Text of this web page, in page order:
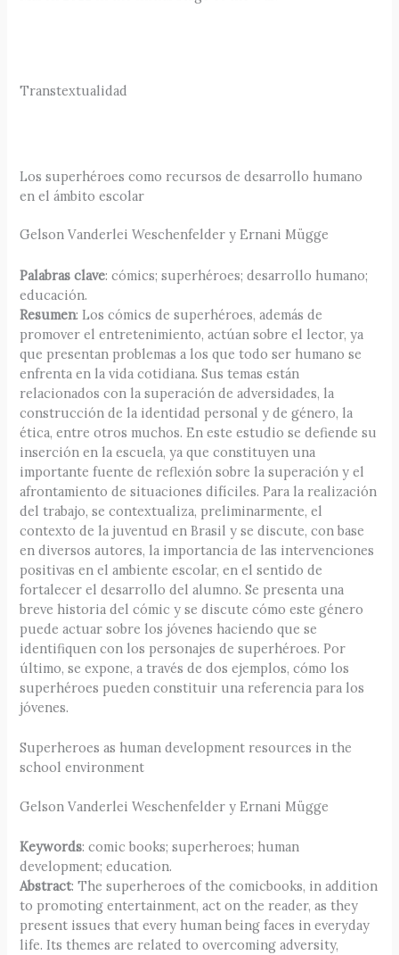
Transtextualidad
Los superhéroes como recursos de desarrollo humano
en el ámbito escolar
Gelson Vanderlei Weschenfelder y Ernani Mügge
Palabras clave: cómics; superhéroes; desarrollo humano;
educación.
Resumen: Los cómics de superhéroes, además de
promover el entretenimiento, actúan sobre el lector, ya
que presentan problemas a los que todo ser humano se
enfrenta en la vida cotidiana. Sus temas están
relacionados con la superación de adversidades, la
construcción de la identidad personal y de género, la
ética, entre otros muchos. En este estudio se defiende su
inserción en la escuela, ya que constituyen una
importante fuente de reflexión sobre la superación y el
afrontamiento de situaciones difíciles. Para la realización
del trabajo, se contextualiza, preliminarmente, el
contexto de la juventud en Brasil y se discute, con base
en diversos autores, la importancia de las intervenciones
positivas en el ambiente escolar, en el sentido de
fortalecer el desarrollo del alumno. Se presenta una
breve historia del cómic y se discute cómo este género
puede actuar sobre los jóvenes haciendo que se
identifiquen con los personajes de superhéroes. Por
último, se expone, a través de dos ejemplos, cómo los
superhéroes pueden constituir una referencia para los
jóvenes.
Superheroes as human development resources in the
school environment
Gelson Vanderlei Weschenfelder y Ernani Mügge
Keywords: comic books; superheroes; human
development; education.
Abstract: The superheroes of the comicbooks, in addition
to promoting entertainment, act on the reader, as they
present issues that every human being faces in everyday
life. Its themes are related to overcoming adversity,